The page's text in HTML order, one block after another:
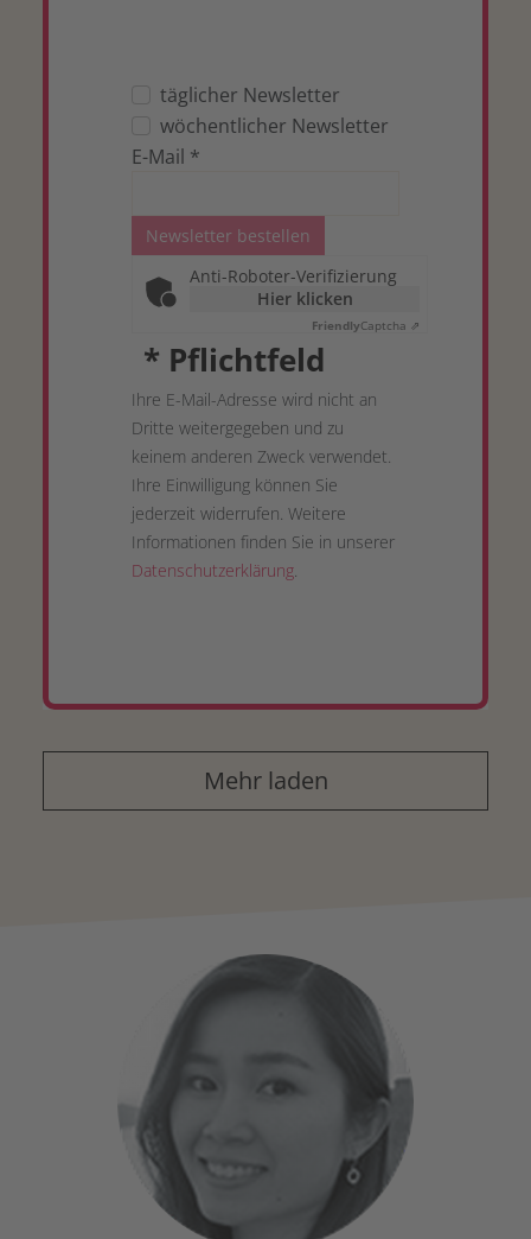
täglicher Newsletter
wöchentlicher Newsletter
E-Mail *
Newsletter bestellen
Anti-Roboter-Verifizierung
Hier klicken
FriendlyCaptcha ⇗
* Pflichtfeld
Ihre E-Mail-Adresse wird nicht an
Dritte weitergegeben und zu
keinem anderen Zweck verwendet.
Ihre Einwilligung können Sie
jederzeit widerrufen. Weitere
Informationen finden Sie in unserer
Datenschutzerklärung.
Mehr laden